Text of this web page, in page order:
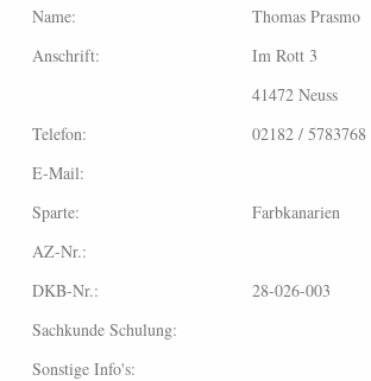
Name:
Thomas Prasmo
Anschrift:
Im Rott 3
41472 Neuss
Telefon:
02182 / 5783768
E-Mail:
Sparte:
Farbkanarien
AZ-Nr.:
DKB-Nr.:
28-026-003
Sachkunde Schulung:
Sonstige Info's: